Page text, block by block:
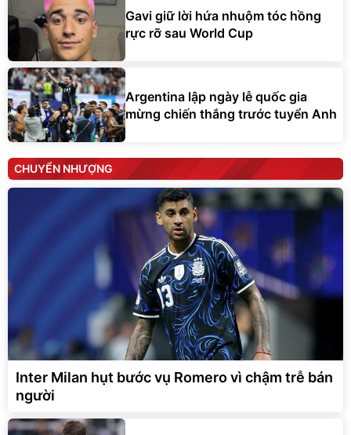
Gavi giữ lời hứa nhuộm tóc hồng
rực rỡ sau World Cup
Argentina lập ngày lễ quốc gia
mừng chiến thắng trước tuyển Anh
CHUYỂN NHƯỢNG
Inter Milan hụt bước vụ Romero vì chậm trễ bán
người